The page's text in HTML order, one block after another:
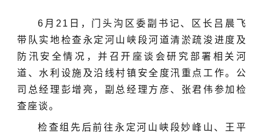
6月21日，门头沟区委副书记、区长吕晨飞
带队实地检查永定河山峡段河道清淤疏浚进度及
防汛安全情况，并召开座谈会研究部署相关河
道、水利设施及沿线村镇安全度汛重点工作。公
司总经理彭增亮，副总经理方彦、张君伟参加检
查座谈。
检查组先后前往永定河山峡段妙峰山、王平